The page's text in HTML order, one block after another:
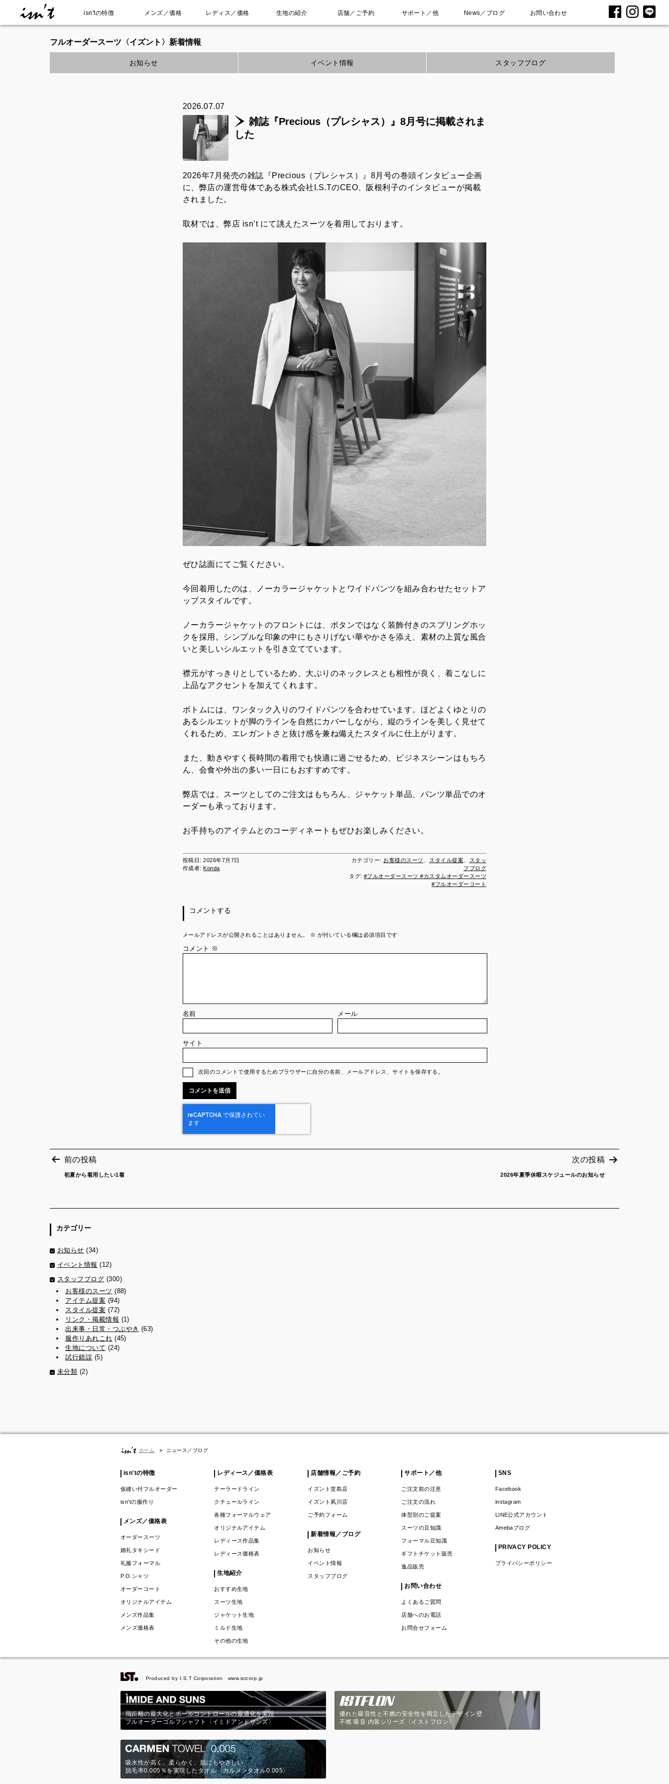
isn'tの特徴 メンズ／価格 レディス／価格 生地の紹介 店舗／ご予約 サポート／他 News／ブログ お問い合わせ
フルオーダースーツ〈イズント〉新着情報
お知らせ イベント情報 スタッフブログ
2026.07.07
雑誌『Precious（プレシャス）』8月号に掲載されま
した
2026年7月発売の雑誌『Precious（プレシャス）』8月号の巻頭インタビュー企画
に、弊店の運営母体である株式会社I.S.TのCEO、阪根利子のインタビューが掲載
されました。
取材では、弊店 isn’t にて誂えたスーツを着用しております。
ぜひ誌面にてご覧ください。
今回着用したのは、ノーカラージャケットとワイドパンツを組み合わせたセットア
ップスタイルです。
ノーカラージャケットのフロントには、ボタンではなく装飾付きのスプリングホッ
クを採用。シンプルな印象の中にもさりげない華やかさを添え、素材の上質な風合
いと美しいシルエットを引き立てています。
襟元がすっきりとしているため、大ぶりのネックレスとも相性が良く、着こなしに
上品なアクセントを加えてくれます。
ボトムには、ワンタック入りのワイドパンツを合わせています。ほどよくゆとりの
あるシルエットが脚のラインを自然にカバーしながら、縦のラインを美しく見せて
くれるため、エレガントさと抜け感を兼ね備えたスタイルに仕上がります。
また、動きやすく長時間の着用でも快適に過ごせるため、ビジネスシーンはもちろ
ん、会食や外出の多い一日にもおすすめです。
弊店では、スーツとしてのご注文はもちろん、ジャケット単品、パンツ単品でのオ
ーダーも承っております。
お手持ちのアイテムとのコーディネートもぜひお楽しみください。
投稿日:2026年7月7日
作成者: Konda
カテゴリー: お客様のスーツ スタイル提案
スタッ
フブログ
タグ: #フルオーダースーツ #カスタムオーダースーツ
#フルオーダーコート
コメントする
メールアドレスが公開されることはありません。 ※ が付いている欄は必須項目です
コメント ※
名前 メール
サイト
次回のコメントで使用するためブラウザーに自分の名前、メールアドレス、サイトを保存する。
ビ
ー
シ
ョ
前の投稿
初夏から着用したい1着
次の投稿
2026年夏季休暇スケジュールのお知らせ
カテゴリー
お知らせ (34)
イベント情報 (12)
スタッフブログ (300)
お客様のスーツ (88)
アイテム提案 (94)
スタイル提案 (72)
リンク・掲載情報 (1)
出来事・日常・つぶやき (63)
服作りあれこれ (45)
生地について (24)
試行錯誤 (5)
未分類 (2)
ホーム ニュース／ブログ
isn'tの特徴
仮縫い付フルオーダー
isn'tの服作り
メンズ／価格表
オーダースーツ
婚礼タキシード
礼服フォーマル
P.O.シャツ
オーダーコート
オリジナルアイテム
メンズ作品集
メンズ価格表
レディース／価格表
テーラードライン
クチュールライン
各種フォーマルウェア
オリジナルアイテム
レディース作品集
レディース価格表
生地紹介
おすすめ生地
スーツ生地
ジャケット生地
ミルド生地
その他の生地
店舗情報／ご予約
イズント堂島店
イズント夙川店
ご予約フォーム
新着情報／ブログ
お知らせ
イベント情報
スタッフブログ
サポート／他
ご注文前の注意
ご注文の流れ
体型別のご提案
スーツの豆知識
フォーマル豆知識
ギフトチケット販売
逸品販売
お問い合わせ
よくあるご質問
店舗へのお電話
お問合せフォーム
SNS
Facebook
instagram
LINE公式アカウント
Amebaブログ
PRIVACY POLICY
プライバシーポリシー
Produced by I.S.T Corporation www.istcorp.jp
飛距離の最大化とボールコントロールの最適化を実現
フルオーダーゴルフシャフト〈イミドアンドサンズ〉
優れた吸音性と不燃の安全性を両立したデザイン壁
不燃 吸音 内装シリーズ〈イストフロン〉
吸水性が高く、柔らかく、肌にもやさしい
脱毛率0.005％を実現したタオル〈カルメンタオル0.005〉